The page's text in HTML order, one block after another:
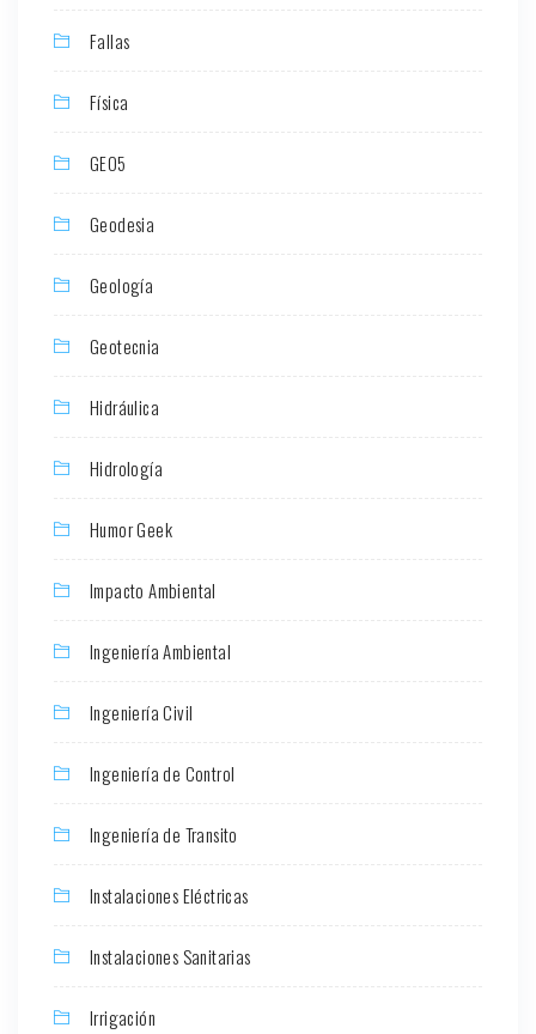
Fallas
Física
GEO5
Geodesia
Geología
Geotecnia
Hidráulica
Hidrología
Humor Geek
Impacto Ambiental
Ingeniería Ambiental
Ingeniería Civil
Ingeniería de Control
Ingeniería de Transito
Instalaciones Eléctricas
Instalaciones Sanitarias
Irrigación